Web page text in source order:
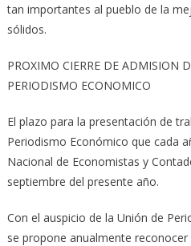
tan importantes al pueblo de la
sólidos.
PROXIMO CIERRE DE ADMISION
PERIODISMO ECONOMICO
El plazo para la presentación de
Periodismo Económico que cada
Nacional de Economistas y
septiembre del presente año.
Con el auspicio de la Unión de
se propone anualmente